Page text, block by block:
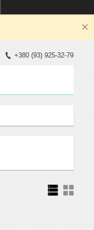
+380 (93) 925-32-79